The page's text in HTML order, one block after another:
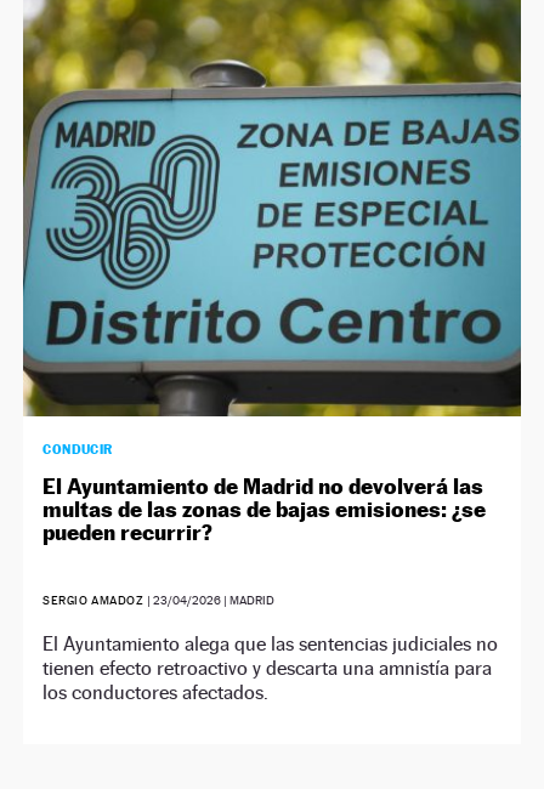
CONDUCIR
El Ayuntamiento de Madrid no devolverá las
multas de las zonas de bajas emisiones: ¿se
pueden recurrir?
SERGIO AMADOZ |23/04/2026 | MADRID
El Ayuntamiento alega que las sentencias judiciales no
tienen efecto retroactivo y descarta una amnistía para
los conductores afectados.